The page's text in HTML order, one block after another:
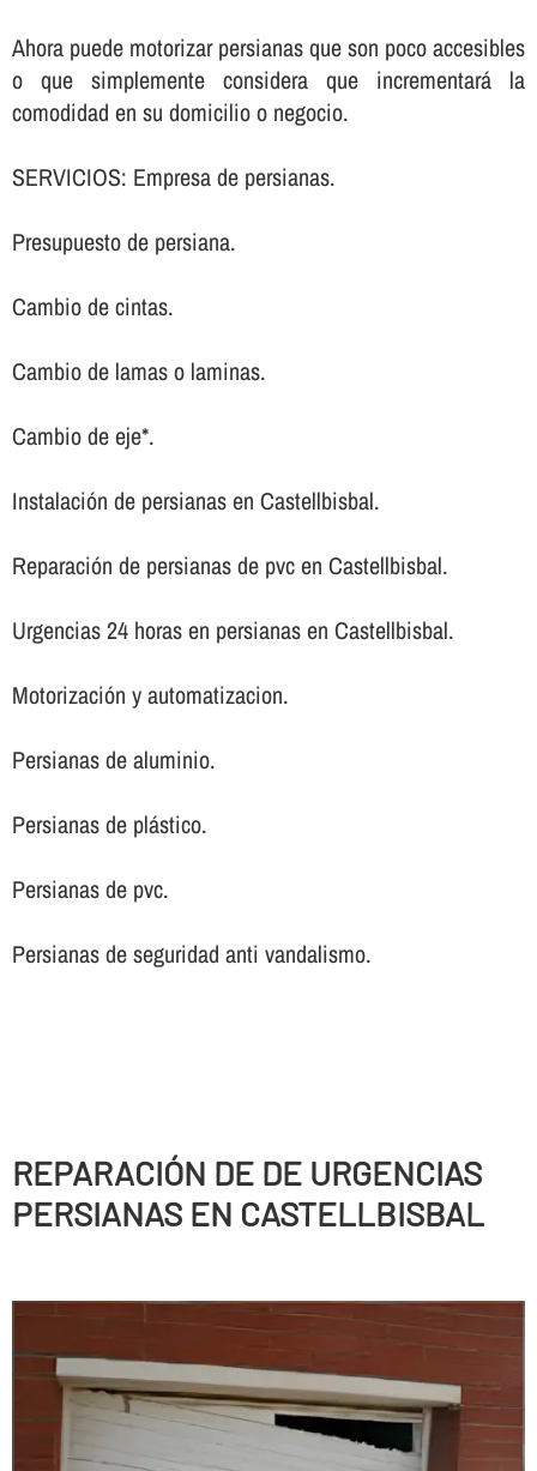
Ahora puede motorizar persianas que son poco accesibles
o que simplemente considera que incrementará la
comodidad en su domicilio o negocio.
SERVICIOS: Empresa de persianas.
Presupuesto de persiana.
Cambio de cintas.
Cambio de lamas o laminas.
Cambio de eje*.
Instalación de persianas en Castellbisbal.
Reparación de persianas de pvc en Castellbisbal.
Urgencias 24 horas en persianas en Castellbisbal.
Motorización y automatizacion.
Persianas de aluminio.
Persianas de plástico.
Persianas de pvc.
Persianas de seguridad anti vandalismo.
REPARACIÓN DE DE URGENCIAS
PERSIANAS EN CASTELLBISBAL